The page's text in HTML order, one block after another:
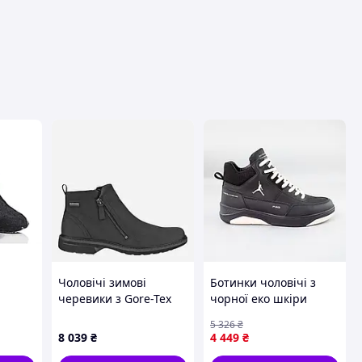
Чоловічі зимові
черевики з Gore-Tex
Boot Gtx Wl
51024401001 40 Чорні
8 039 ₴
Ботинки чоловічі з
чорної еко шкіри
4 449 ₴
5 326₴